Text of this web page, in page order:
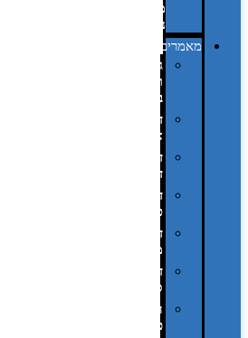
מוצרי
נייר
מאמרים
גימורים
והשבחות
בדפוס
דפוס
אופסט
דפוס
דיגיטלי
דפוס
טמפון
דפוס
משי
דפוס
סובלימציה
הדפס
פרוצס